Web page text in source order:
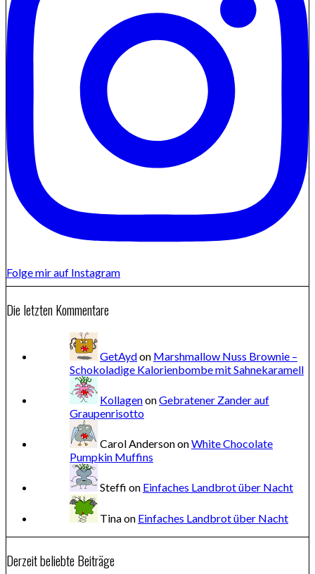
Folge mir auf Instagram
Die letzten Kommentare
GetAydon Marshmallow Nuss Brownie –
Schokoladige Kalorienbombe mit Sahnekaramell
KollagenonGebratener Zander auf
Graupenrisotto
Carol AndersononWhite Chocolate
Pumpkin Muffins
Steffi on Einfaches Landbrot über Nacht
Tinaon Einfaches Landbrot über Nacht
Derzeit beliebte Beiträge